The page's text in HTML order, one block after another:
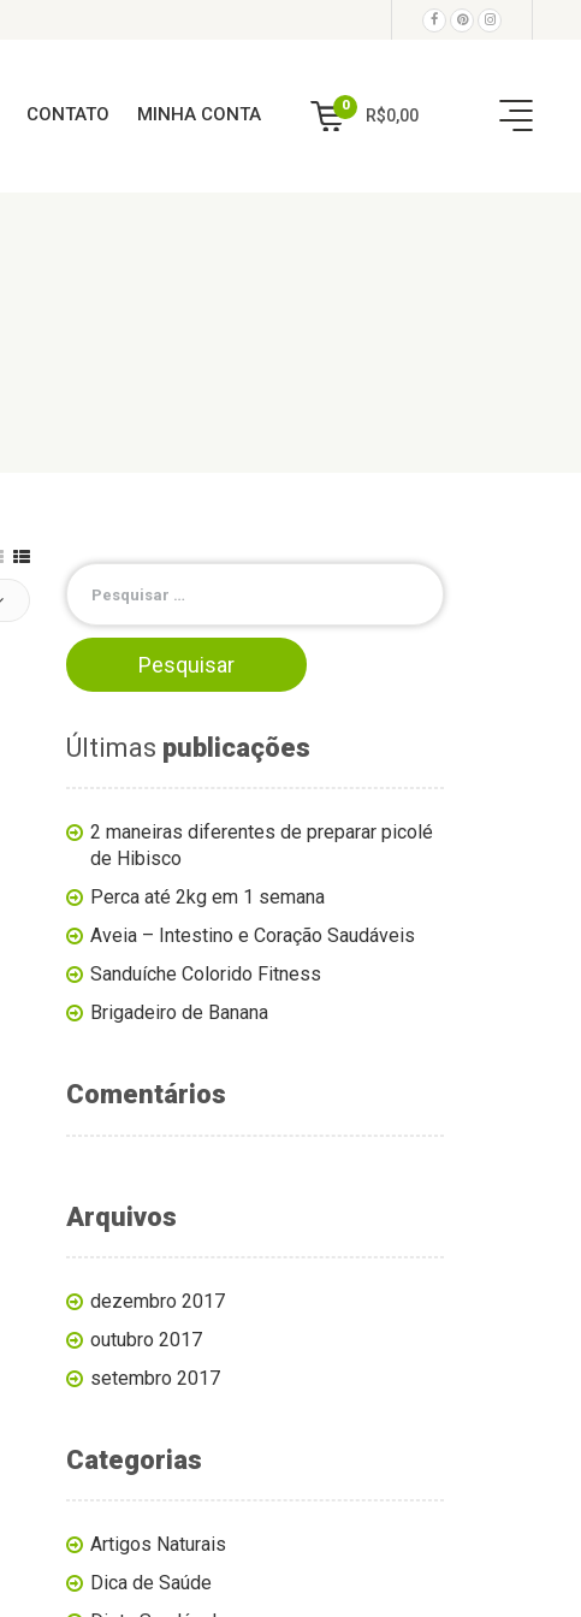
CONTATO MINHA CONTA 0
R$0,00
Últimas publicações
2 maneiras diferentes de preparar picolé
de Hibisco
Perca até 2kg em 1 semana
Aveia – Intestino e Coração Saudáveis
Sanduíche Colorido Fitness
Brigadeiro de Banana
Comentários
Arquivos
dezembro 2017
outubro 2017
setembro 2017
Categorias
Artigos Naturais
Dica de Saúde